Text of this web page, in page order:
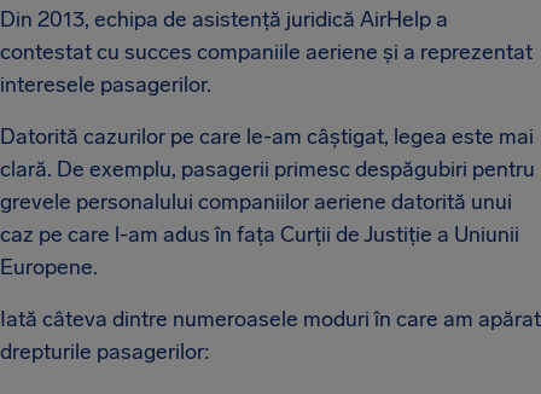
Din 2013, echipa de asistență juridică AirHelp a
contestat cu succes companiile aeriene și a reprezentat
interesele pasagerilor.
Datorită cazurilor pe care le-am câștigat, legea este mai
clară. De exemplu, pasagerii primesc despăgubiri pentru
grevele personalului companiilor aeriene datorită unui
caz pe care l-am adus în fața Curții de Justiție a Uniunii
Europene.
Iată câteva dintre numeroasele moduri în care am apărat
drepturile pasagerilor: